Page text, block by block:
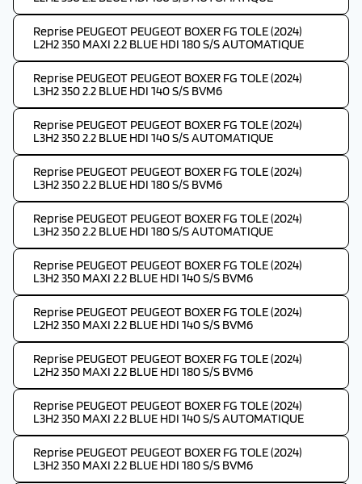
Reprise PEUGEOT PEUGEOT BOXER FG TOLE (2024)
L2H2 350 MAXI 2.2 BLUE HDI 180 S/S AUTOMATIQUE
Reprise PEUGEOT PEUGEOT BOXER FG TOLE (2024)
L3H2 350 2.2 BLUE HDI 140 S/S BVM6
Reprise PEUGEOT PEUGEOT BOXER FG TOLE (2024)
L3H2 350 2.2 BLUE HDI 140 S/S AUTOMATIQUE
Reprise PEUGEOT PEUGEOT BOXER FG TOLE (2024)
L3H2 350 2.2 BLUE HDI 180 S/S BVM6
Reprise PEUGEOT PEUGEOT BOXER FG TOLE (2024)
L3H2 350 2.2 BLUE HDI 180 S/S AUTOMATIQUE
Reprise PEUGEOT PEUGEOT BOXER FG TOLE (2024)
L3H2 350 MAXI 2.2 BLUE HDI 140 S/S BVM6
Reprise PEUGEOT PEUGEOT BOXER FG TOLE (2024)
L2H2 350 MAXI 2.2 BLUE HDI 140 S/S BVM6
Reprise PEUGEOT PEUGEOT BOXER FG TOLE (2024)
L2H2 350 MAXI 2.2 BLUE HDI 180 S/S BVM6
Reprise PEUGEOT PEUGEOT BOXER FG TOLE (2024)
L3H2 350 MAXI 2.2 BLUE HDI 140 S/S AUTOMATIQUE
Reprise PEUGEOT PEUGEOT BOXER FG TOLE (2024)
L3H2 350 MAXI 2.2 BLUE HDI 180 S/S BVM6